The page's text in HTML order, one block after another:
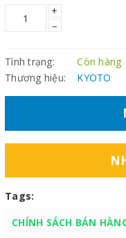
+
–
Tình trạng:
Còn hàng
Thương hiệu:
KYOTO
Tags:
CHÍNH SÁCH BÁN